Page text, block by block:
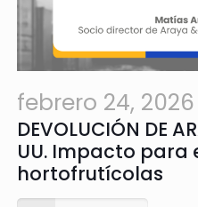
febrero 24, 2026
DEVOLUCIÓN DE
UU. Impacto para
hortofrutícolas